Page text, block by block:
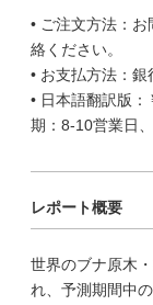
• ご注文方法：
絡ください。
• お支払方法：銀
• 日本語翻訳版
期：8-10営業日
レポート概要
世界のブナ原木
れ、予測期間中